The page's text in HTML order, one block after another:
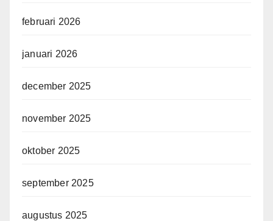
februari 2026
januari 2026
december 2025
november 2025
oktober 2025
september 2025
augustus 2025